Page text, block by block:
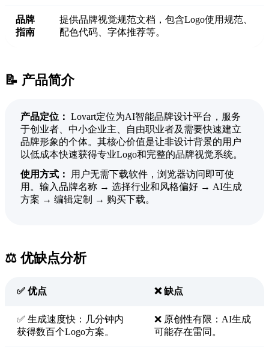
品牌
指南
提供品牌视觉规范文档，包含Logo使用规范、
配色代码、字体推荐等。
📝 产品简介
产品定位： Lovart定位为AI智能品牌设计平台，服务
于创业者、中小企业主、自由职业者及需要快速建立
品牌形象的个体。其核心价值是让非设计背景的用户
以低成本快速获得专业Logo和完整的品牌视觉系统。
使用方式：
用户无需下载软件，浏览器访问即可使
用。输入品牌名称 → 选择行业和风格偏好 → AI生成
方案 → 编辑定制 → 购买下载。
⚖️ 优缺点分析
✅ 优点 ❌ 缺点
✅ 生成速度快：几分钟内
获得数百个Logo方案。
❌ 原创性有限：AI生成
可能存在雷同。